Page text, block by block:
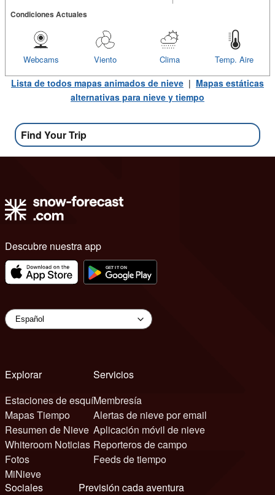
Condiciones Actuales
Temp. Aire
Clima
Viento
Webcams
Lista de todos mapas animados de nieve | Mapas estáticas
alternativas para nieve y tiempo
Find Your Trip
Descubre nuestra app
Explorar
Estaciones de esquí
Mapas Tiempo
Resumen de Nieve
Whiteroom Noticias
Fotos
MiNieve
Servicios
Membresía
Alertas de nieve por email
Aplicación móvil de nieve
Reporteros de campo
Feeds de tiempo
Sociales
Previsión cada aventura